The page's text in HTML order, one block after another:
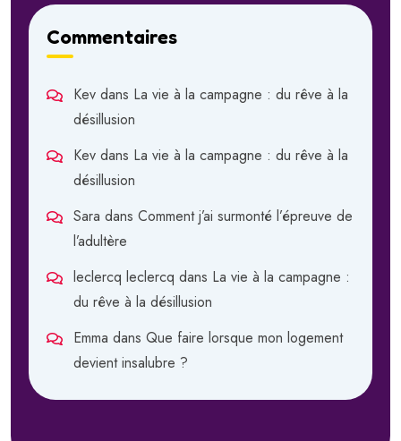
Commentaires
Kev dans La vie à la campagne : du rêve à la
désillusion
Kev dans La vie à la campagne : du rêve à la
désillusion
Sara dans Comment j’ai surmonté l’épreuve de
l’adultère
leclercq leclercq dans La vie à la campagne :
du rêve à la désillusion
Emma dans Que faire lorsque mon logement
devient insalubre ?